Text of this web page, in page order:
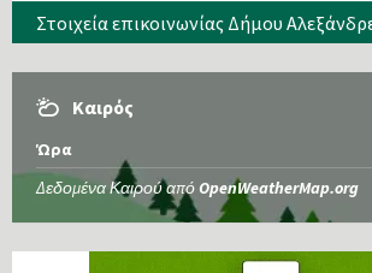
Στοιχεία επικοινωνίας Δήμου
Καιρός
Ώρα
Δεδομένα Καιρού από OpenWeatherMap.org